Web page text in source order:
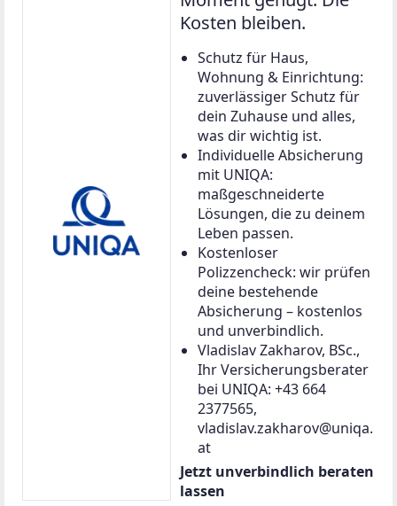
Kosten bleiben.
Schutz für Haus,
Wohnung & Einrichtung:
zuverlässiger Schutz für
dein Zuhause und alles,
was dir wichtig ist.
Individuelle Absicherung
mit UNIQA:
maßgeschneiderte
Lösungen, die zu deinem
Leben passen.
Kostenloser
Polizzencheck: wir prüfen
deine bestehende
Absicherung – kostenlos
und unverbindlich.
Vladislav Zakharov, BSc.,
Ihr Versicherungsberater
bei UNIQA: +43 664
2377565,
vladislav.zakharov@uniqa.
at
Jetzt unverbindlich beraten
lassen